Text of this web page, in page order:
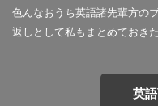
色んなおうち英語諸先輩方の
返しとして私もまとめておき
英